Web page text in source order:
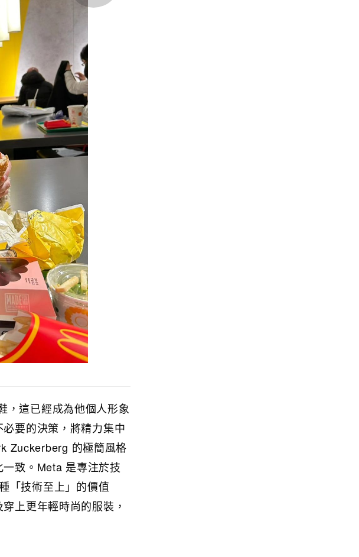
，這已經成為他個人形象
要的決策，將精力集中
Zuckerberg 的極簡風格
致。Meta 是專注於技
「技術至上」的價值
上更年輕時尚的服裝，